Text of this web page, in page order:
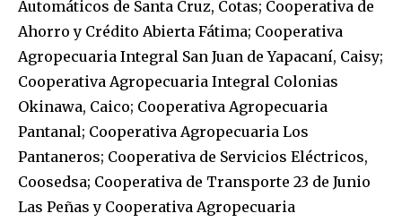
Automáticos de Santa Cruz, Cotas; Cooperativa de
Ahorro y Crédito Abierta Fátima; Cooperativa
Agropecuaria Integral San Juan de Yapacaní, Caisy;
Cooperativa Agropecuaria Integral Colonias
Okinawa, Caico; Cooperativa Agropecuaria
Pantanal; Cooperativa Agropecuaria Los
Pantaneros; Cooperativa de Servicios Eléctricos,
Coosedsa; Cooperativa de Transporte 23 de Junio
Las Peñas y Cooperativa Agropecuaria